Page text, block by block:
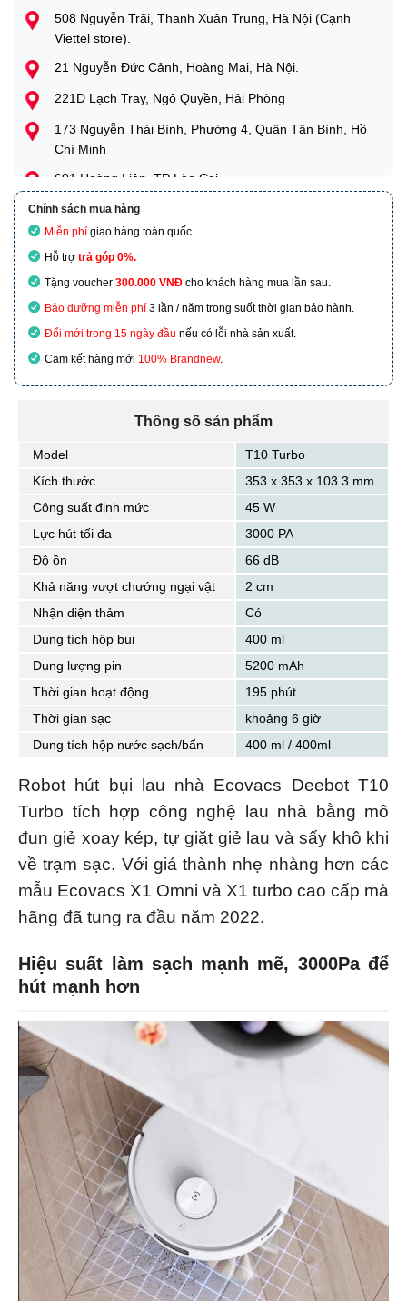
508 Nguyễn Trãi, Thanh Xuân Trung, Hà Nội (Cạnh
Viettel store).
21 Nguyễn Đức Cảnh, Hoàng Mai, Hà Nội.
221D Lạch Tray, Ngô Quyền, Hải Phòng
173 Nguyễn Thái Bình, Phường 4, Quận Tân Bình, Hồ
Chí Minh
601 Hoàng Liên, TP Lào Cai
Chính sách mua hàng
Miễn phí giao hàng toàn quốc.
Hỗ trợ trả góp 0%.
Tặng voucher 300.000 VNĐ cho khách hàng mua lần sau.
Bảo dưỡng miễn phí 3 lần / năm trong suốt thời gian bảo hành.
Đổi mới trong 15 ngày đầu nếu có lỗi nhà sản xuất.
Cam kết hàng mới 100% Brandnew.
Thông số sản phẩm
Model
T10 Turbo
Kích thước
353 x 353 x 103.3 mm
Công suất định mức
45 W
Lực hút tối đa
3000 PA
Độ ồn
66 dB
Khả năng vượt chướng ngại vật
2 cm
Nhận diện thảm
Có
Dung tích hộp bụi
400 ml
Dung lượng pin
5200 mAh
Thời gian hoạt động
195 phút
Thời gian sạc
khoảng 6 giờ
Dung tích hộp nước sạch/bẩn
400 ml / 400ml
Robot hút bụi lau nhà Ecovacs Deebot T10
Turbo tích hợp công nghệ lau nhà bằng mô
đun giẻ xoay kép, tự giặt giẻ lau và sấy khô khi
về trạm sạc. Với giá thành nhẹ nhàng hơn các
mẫu Ecovacs X1 Omni và X1 turbo cao cấp mà
hãng đã tung ra đầu năm 2022.
Hiệu suất làm sạch mạnh mẽ, 3000Pa để
hút mạnh hơn